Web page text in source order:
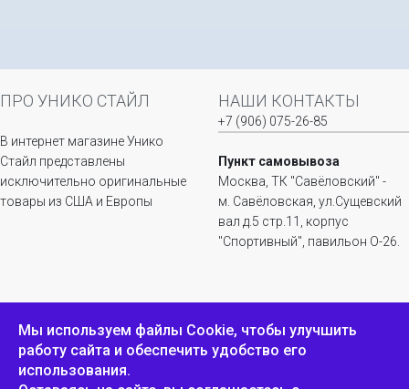
ПРО УНИКО СТАЙЛ
В интернет магазине Унико
Стайл представлены
исключительно оригинальные
товары из США и Европы
НАШИ КОНТАКТЫ
+7 (906) 075-26-85
Пункт самовывоза
Москва, ТК "Савёловский" -
м. Савёловская, ул.Сущевский
вал д.5 стр.11, корпус
"Спортивный", павильон О-26.
ИНФОРМАЦИЯ
Положение о
конфиденциальности и
ОБРАТНАЯ СВЯЗЬ
Пожаловаться
Мы используем файлы Сookie, чтобы улучшить
работу сайта и обеспечить удобство его
использования.